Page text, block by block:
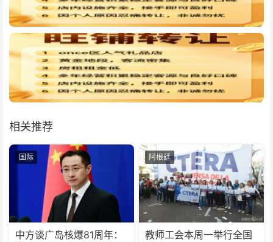
相关推荐
国际
中方谈广岛核爆81周年：
阿根廷
教师工会本周一举行全国